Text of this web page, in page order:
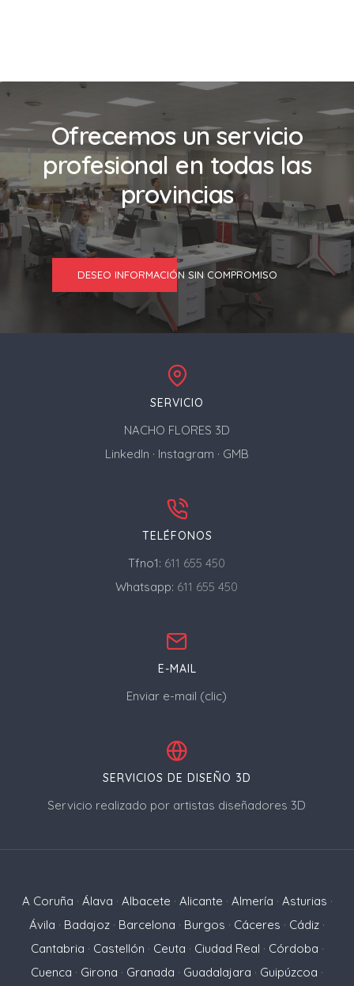
Ofrecemos un servicio
profesional en todas las
provincias
DESEO INFORMACIÓN SIN COMPROMISO
SERVICIO
NACHO FLORES 3D
LinkedIn · Instagram · GMB
TELÉFONOS
Tfno1: 611 655 450
Whatsapp: 611 655 450
E-MAIL
Enviar e-mail (clic)
SERVICIOS DE DISEÑO 3D
Servicio realizado por artistas diseñadores 3D
A Coruña · Álava · Albacete · Alicante · Almería · Asturias ·
Ávila · Badajoz · Barcelona · Burgos · Cáceres · Cádiz ·
Cantabria · Castellón · Ceuta · Ciudad Real · Córdoba ·
Cuenca · Girona · Granada · Guadalajara · Guipúzcoa ·